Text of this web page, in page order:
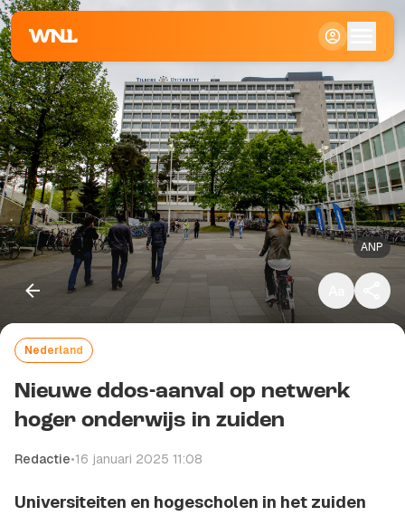
ANP
Klein
Standaard
Groot
Nederland
Nieuwe ddos-aanval op netwerk
hoger onderwijs in zuiden
Redactie•16 januari 2025 11:08
Universiteiten en hogescholen in het zuiden